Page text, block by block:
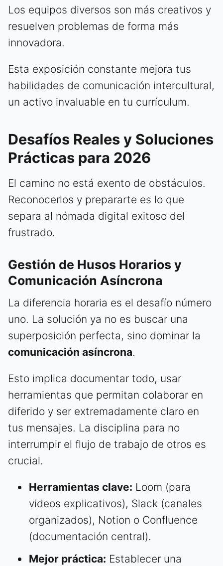
Los equipos diversos son más creativos y
resuelven problemas de forma más
innovadora.
Esta exposición constante mejora tus
habilidades de comunicación intercultural,
un activo invaluable en tu currículum.
Desafíos Reales y Soluciones
Prácticas para 2026
El camino no está exento de obstáculos.
Reconocerlos y prepararte es lo que
separa al nómada digital exitoso del
frustrado.
Gestión de Husos Horarios y
Comunicación Asíncrona
La diferencia horaria es el desafío número
uno. La solución ya no es buscar una
superposición perfecta, sino dominar la
comunicación asíncrona.
Esto implica documentar todo, usar
herramientas que permitan colaborar en
diferido y ser extremadamente claro en
tus mensajes. La disciplina para no
interrumpir el flujo de trabajo de otros es
crucial.
Herramientas clave: Loom (para
videos explicativos), Slack (canales
organizados), Notion o Confluence
(documentación central).
Mejor práctica: Establecer una